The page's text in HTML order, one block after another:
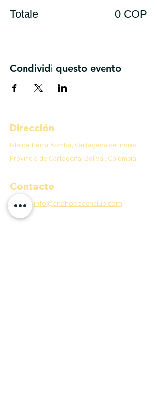
Totale 0 COP
Condividi questo evento
Dirección
Isla de Tierra Bomba, Cartagena de Indias,
Provincia de Cartagena, Bolívar, Colombia
Contacto
E-MAIL: info@anahobeachclub.com